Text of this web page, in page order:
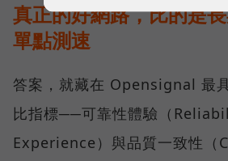
真正的好網路，比的是
單點測速
答案，就藏在 Opensignal 最
比指標──可靠性體驗（
Experience）與品質一致性